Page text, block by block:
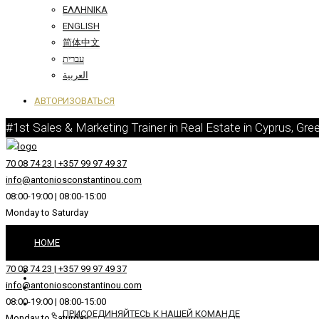
ΕΛΛΗΝΙΚΆ
ENGLISH
简体中文
עברית
العربية
АВТОРИЗОВАТЬСЯ
#1st Sales & Marketing Trainer in Real Estate in Cyprus,
70 08 74 23 | +357 99 97 49 37
info@antoniosconstantinou.com
08:00-19:00 | 08:00-15:00
Monday to Saturday
HOME
ПРИСОЕДИНЯЙТЕСЬ К НАШЕЙ КОМАНДЕ
70 08 74 23 | +357 99 97 49 37
info@antoniosconstantinou.com
08:00-19:00 | 08:00-15:00